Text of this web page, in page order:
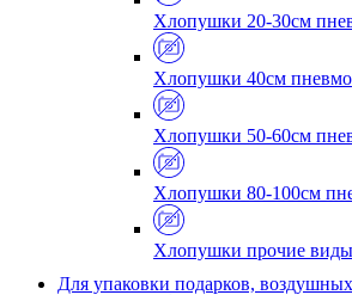
Хлопушки 20-30см
Хлопушки 40см пневмо
Хлопушки 50-60см
Хлопушки 80-100см
Хлопушки прочие
Для упаковки подарков,